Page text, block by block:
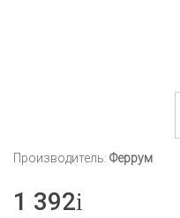
Производитель: Феррум
1 392